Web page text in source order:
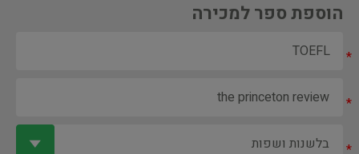
הוספת ספר למכירה
*
*
*